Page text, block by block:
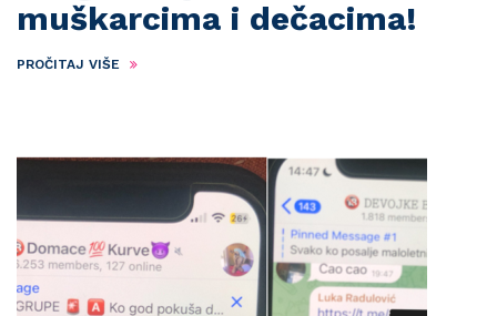
muškarcima i dečacima!
PROČITAJ VIŠE